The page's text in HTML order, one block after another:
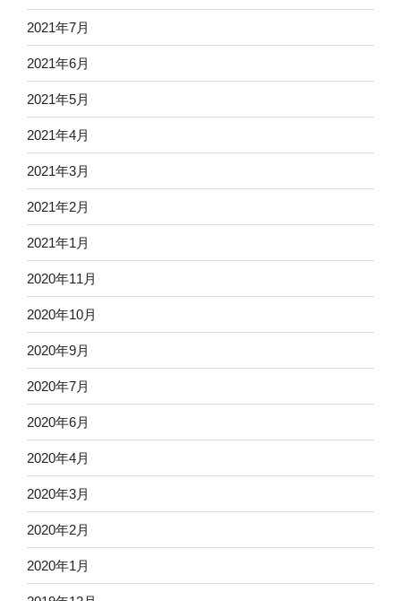
2021年7月
2021年6月
2021年5月
2021年4月
2021年3月
2021年2月
2021年1月
2020年11月
2020年10月
2020年9月
2020年7月
2020年6月
2020年4月
2020年3月
2020年2月
2020年1月